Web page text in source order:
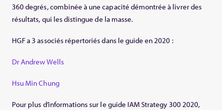
360 degrés, combinée à une capacité démontrée à livrer des
résultats, qui les distingue de la masse.
HGF a 3 associés répertoriés dans le guide en 2020 :
Dr Andrew Wells
Hsu Min Chung
Pour plus d’informations sur le guide IAM Strategy 300 2020,